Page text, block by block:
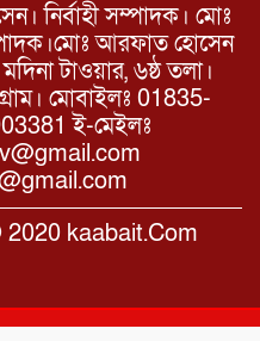
নির্বাহী সম্পাদক। মোঃ
আরফাত হোসেন
টাওয়ার, ৬ষ্ঠ তলা।
মোবাইলঃ 01835-
ই-মেইলঃ
kaabait.Com